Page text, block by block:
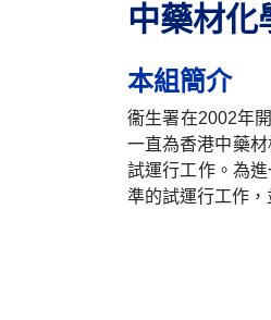
中藥材化
本組簡介
衞生署在2002年
一直為香港中藥
試運行工作。為
準的試運行工作